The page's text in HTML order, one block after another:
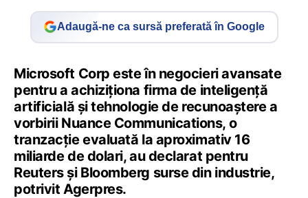
Adaugă-ne ca sursă preferată în Google
Microsoft Corp este în negocieri avansate
pentru a achiziţiona firma de inteligenţă
artificială şi tehnologie de recunoaştere a
vorbirii Nuance Communications, o
tranzacţie evaluată la aproximativ 16
miliarde de dolari, au declarat pentru
Reuters şi Bloomberg surse din industrie,
potrivit Agerpres.